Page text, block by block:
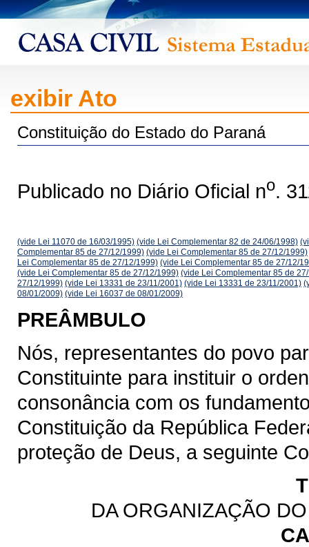
exibir Ato
Constituição do Estado do Paraná
Publicado no Diário Oficial no.
(vide Lei 11070 de 16/03/1995) (vide Lei Complementar 82 de 24/06/1998)
Complementar 85 de 27/12/1999) (vide Lei Complementar 85 de 27/12/1999)
Lei Complementar 85 de 27/12/1999) (vide Lei Complementar 85 de 27/12/
(vide Lei Complementar 85 de 27/12/1999) (vide Lei Complementar 85 de
27/12/1999) (vide Lei 13331 de 23/11/2001) (vide Lei 13331 de 23/11/2001)
08/01/2009) (vide Lei 16037 de 08/01/2009)
PREÂMBULO
Nós, representantes do povo
Constituinte para instituir o
consonância com os
Constituição da República
proteção de Deus, a seguinte
DA ORGANIZAÇÃO